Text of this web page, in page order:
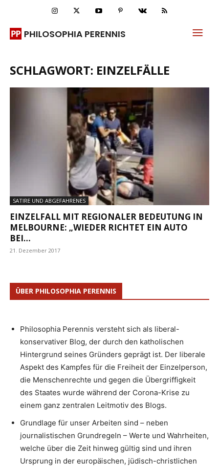
PHILOSOPHIA PERENNIS
SCHLAGWORT: EINZELFÄLLE
SATIRE UND ABGEFAHRENES
EINZELFALL MIT REGIONALER BEDEUTUNG IN
MELBOURNE: „WIEDER RICHTET EIN AUTO
BEI...
21. Dezember 2017
ÜBER PHILOSOPHIA PERENNIS
Philosophia Perennis versteht sich als liberal-
konservativer Blog, der durch den katholischen
Hintergrund seines Gründers geprägt ist. Der liberale
Aspekt des Kampfes für die Freiheit der Einzelperson,
die Menschenrechte und gegen die Übergriffigkeit
des Staates wurde während der Corona-Krise zu
einem ganz zentralen Leitmotiv des Blogs.
Grundlage für unser Arbeiten sind – neben
journalistischen Grundregeln – Werte und Wahrheiten,
welche über die Zeit hinweg gültig sind und ihren
Ursprung in der europäischen, jüdisch-christlichen